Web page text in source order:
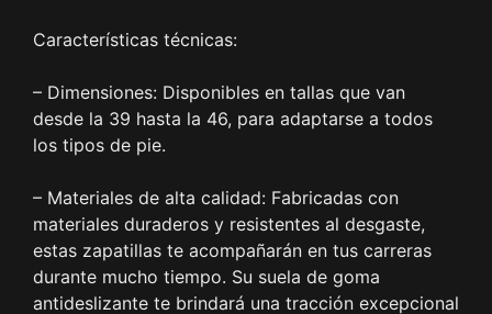
Características técnicas:
– Dimensiones: Disponibles en tallas que van
desde la 39 hasta la 46, para adaptarse a todos
los tipos de pie.
– Materiales de alta calidad: Fabricadas con
materiales duraderos y resistentes al desgaste,
estas zapatillas te acompañarán en tus carreras
durante mucho tiempo. Su suela de goma
antideslizante te brindará una tracción excepcional